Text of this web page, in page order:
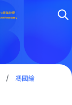
/ 馮國綸